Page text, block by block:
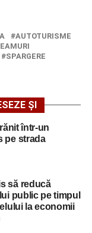
AUTOTURISME
SPARGERE
ȘI
într-un
pe strada
să reducă
public pe timpul
la economii